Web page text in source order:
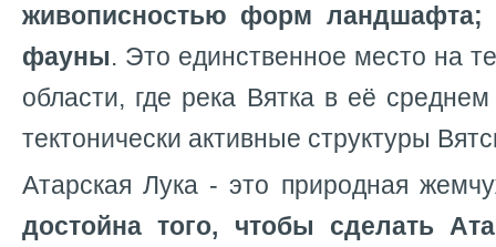
живописностью форм
фауны. Это единственное место на
области, где река Вятка в её
тектонически активные структуры
Атарская Лука - это природная
достойна того, чтобы сделать